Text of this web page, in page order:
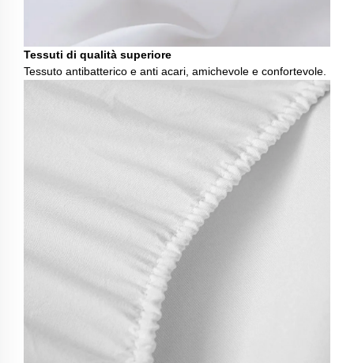
Tessuti di qualità superiore
Tessuto antibatterico e anti acari, amichevole e confortevole.